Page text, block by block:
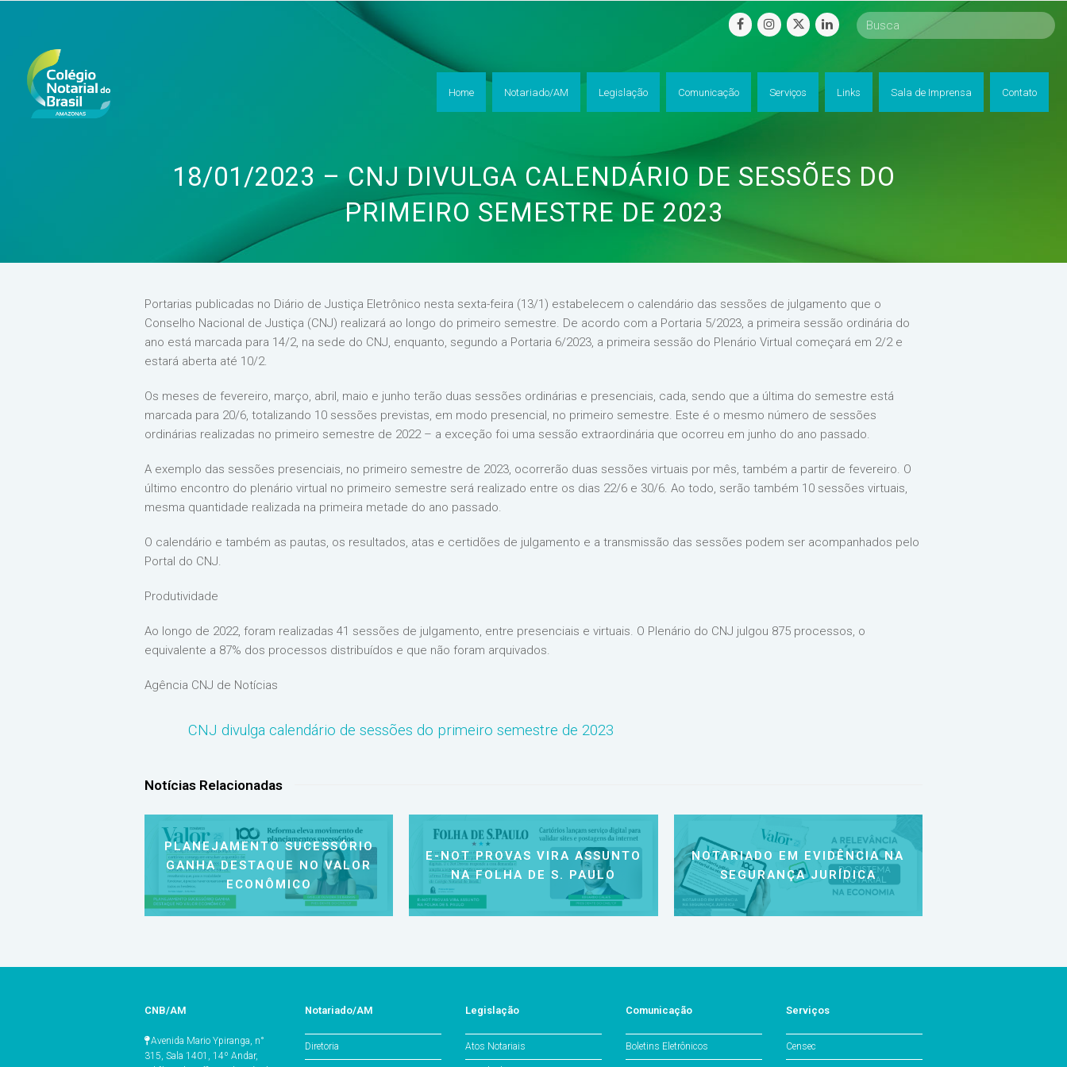
facebookinstagram
twitterlinkedin
Home Notariado/AM Legislação Comunicação Serviços Links Sala de Imprensa Contato
18/01/2023 – CNJ DIVULGA CALENDÁRIO DE SESSÕES DO
PRIMEIRO SEMESTRE DE 2023
Portarias publicadas no Diário de Justiça Eletrônico nesta sexta-feira (13/1) estabelecem o calendário das sessões de julgamento que o
Conselho Nacional de Justiça (CNJ) realizará ao longo do primeiro semestre. De acordo com a Portaria 5/2023, a primeira sessão ordinária do
ano está marcada para 14/2, na sede do CNJ, enquanto, segundo a Portaria 6/2023, a primeira sessão do Plenário Virtual começará em 2/2 e
estará aberta até 10/2.
Os meses de fevereiro, março, abril, maio e junho terão duas sessões ordinárias e presenciais, cada, sendo que a última do semestre está
marcada para 20/6, totalizando 10 sessões previstas, em modo presencial, no primeiro semestre. Este é o mesmo número de sessões
ordinárias realizadas no primeiro semestre de 2022 – a exceção foi uma sessão extraordinária que ocorreu em junho do ano passado.
A exemplo das sessões presenciais, no primeiro semestre de 2023, ocorrerão duas sessões virtuais por mês, também a partir de fevereiro. O
último encontro do plenário virtual no primeiro semestre será realizado entre os dias 22/6 e 30/6. Ao todo, serão também 10 sessões virtuais,
mesma quantidade realizada na primeira metade do ano passado.
O calendário e também as pautas, os resultados, atas e certidões de julgamento e a transmissão das sessões podem ser acompanhados pelo
Portal do CNJ.
Produtividade
Ao longo de 2022, foram realizadas 41 sessões de julgamento, entre presenciais e virtuais. O Plenário do CNJ julgou 875 processos, o
equivalente a 87% dos processos distribuídos e que não foram arquivados.
Agência CNJ de Notícias
CNJ divulga calendário de sessões do primeiro semestre de 2023
Notícias Relacionadas
PLANEJAMENTO SUCESSÓRIO
GANHA DESTAQUE NO VALOR
ECONÔMICO
E-NOT PROVAS VIRA ASSUNTO
NA FOLHA DE S. PAULO
NOTARIADO EM EVIDÊNCIA NA
SEGURANÇA JURÍDICA
CNB/AM
Avenida Mario Ypiranga, n°
315, Sala 1401, 14º Andar,
Notariado/AM
Diretoria
Legislação
Atos Notariais
Comunicação
Boletins Eletrônicos
Serviços
Censec